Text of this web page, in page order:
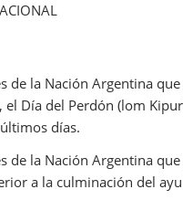
de la Nación Argentina
Día del Perdón (lom
días.
de la Nación Argentina
a la culminación del